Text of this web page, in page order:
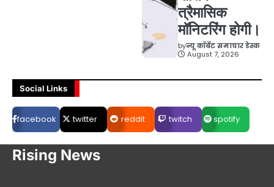
त्रैमासिक
मॉनिटरिंग होगी।
byन्यू कॉर्बेट समाचार डेस्क
August 7, 2026
Social Links
facebook twitter reddit twitch spotify
Rising News